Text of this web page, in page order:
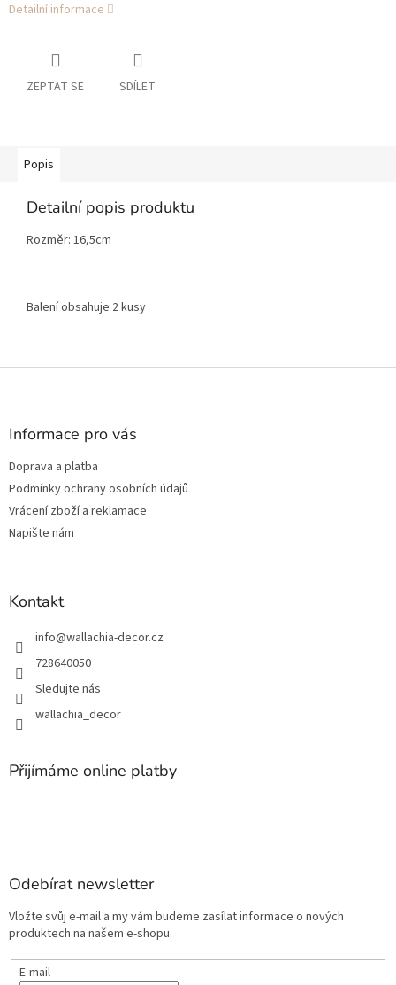
Detailní informace
ZEPTAT SE SDÍLET
Popis
Detailní popis produktu
Rozměr: 16,5cm
Balení obsahuje 2 kusy
Z
Informace pro vás
Doprava a platba
Podmínky ochrany osobních údajů
Vrácení zboží a reklamace
Napište nám
Kontakt
info@wallachia-decor.cz
728640050
Sledujte nás
wallachia_decor
Přijímáme online platby
Odebírat newsletter
Vložte svůj e-mail a my vám budeme zasílat informace o nových
produktech na našem e-shopu.
E-mail